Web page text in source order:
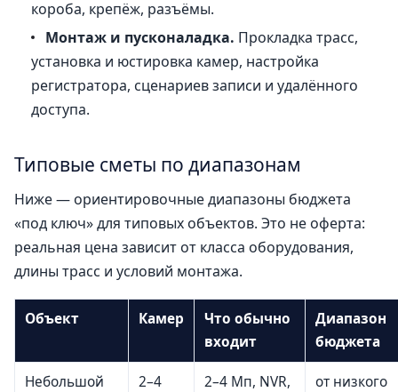
короба, крепёж, разъёмы.
Монтаж и пусконаладка. Прокладка трасс,
установка и юстировка камер, настройка
регистратора, сценариев записи и удалённого
доступа.
Типовые сметы по диапазонам
Ниже — ориентировочные диапазоны бюджета
«под ключ» для типовых объектов. Это не оферта:
реальная цена зависит от класса оборудования,
длины трасс и условий монтажа.
Объект Камер
Что обычно
входит
Диапазон
бюджета
Небольшой
2–4
2–4 Мп, NVR,
от низкого